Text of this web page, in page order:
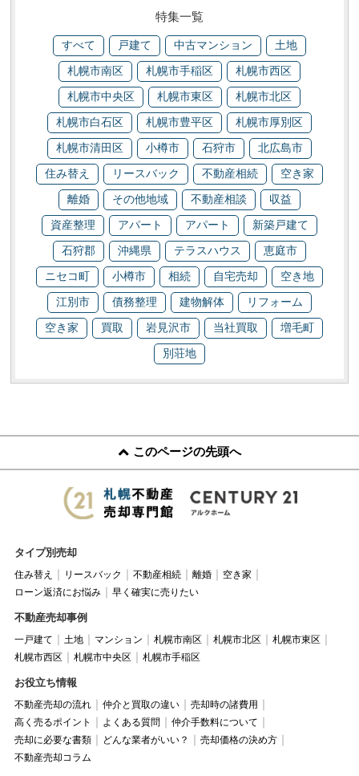
特集一覧
すべて 戸建て 中古マンション
土地
札幌市南区
札幌市手稲区
札幌市西区
札幌市中央区
札幌市東区
札幌市北区
札幌市白石区
札幌市豊平区
札幌市厚別区
札幌市清田区
小樽市 石狩市
北広島市
住み替え
リースバック 不動産相続
空き家
離婚
その他地域 不動産相談
収益
資産整理
アパート アパート
新築戸建て
石狩郡
沖縄県 テラスハウス
恵庭市
ニセコ町
小樽市 相続 自宅売却
空き地
江別市
債務整理 建物解体
リフォーム
空き家
買取 岩見沢市 当社買取
増毛町
別荘地
このページの先頭へ
タイプ別売却
住み替え リースバック 不動産相続 離婚
空き家
ローン返済にお悩み
早く確実に売りたい
不動産売却事例
一戸建て 土地 マンション 札幌市南区 札幌市北区
札幌市東区
札幌市西区
札幌市中央区 札幌市手稲区
お役立ち情報
不動産売却の流れ 仲介と買取の違い
売却時の諸費用
高く売るポイント
よくある質問
仲介手数料について
売却に必要な書類
どんな業者がいい？
売却価格の決め方
不動産売却コラム